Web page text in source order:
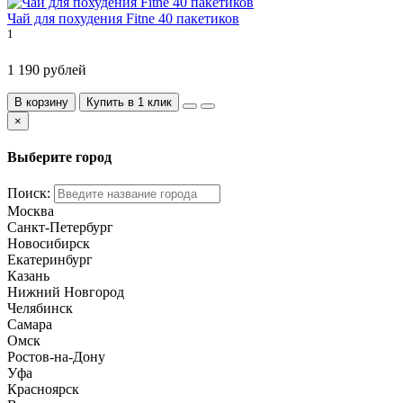
Чай для похудения Fitne 40 пакетиков
1
1 190 рублей
В корзину
Купить в 1 клик
×
Выберите город
Поиск:
Москва
Санкт-Петербург
Новосибирск
Екатеринбург
Казань
Нижний Новгород
Челябинск
Самара
Омск
Ростов-на-Дону
Уфа
Красноярск